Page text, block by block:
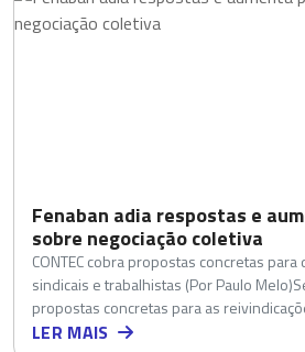
Fenaban adia respostas e
sobre negociação coletiva
CONTEC cobra propostas concretas
sindicais e trabalhistas (Por Paulo
propostas concretas para as
LER MAIS